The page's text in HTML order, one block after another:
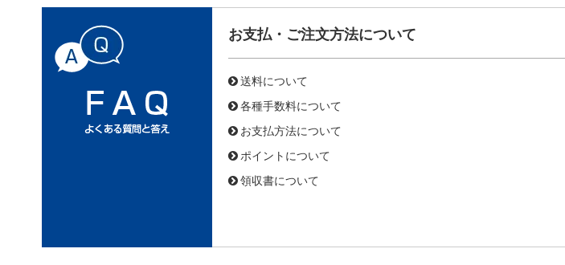
お支払・ご注文方法について
送料について
各種手数料について
お支払方法について
ポイントについて
領収書について